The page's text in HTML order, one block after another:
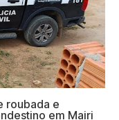
roubada e
em Mairi